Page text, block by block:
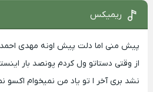
ریمیکس
پیش منی اما دلت پیش اونه مهدی
از وقتی دستاتو ول کردم پونصد بار
نشد بری آخر ا تو یاد من نمیخوام اکسو